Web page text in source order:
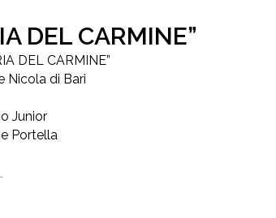
DEL CARMINE”
DEL CARMINE”
Nicola di Bari
Junior
Portella